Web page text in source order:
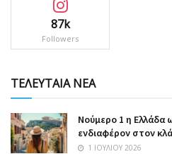
87k
Followers
ΤΕΛΕΥΤΑΙΑ ΝΕΑ
Nούμερο 1 η Ελλάδα
ενδιαφέρον στον
1 ΙΟΥΛΊΟΥ 2026